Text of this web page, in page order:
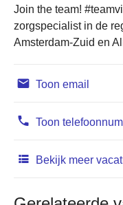
Join the team!
zorgspecialist in de
Amsterdam-Zuid en
Toon email
Toon
Bekijk meer